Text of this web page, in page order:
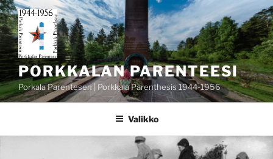
Siirry
sisältöön
PORKKALAN PARENTEESI
Porkala Parentesen | Porkkala Parenthesis 1944-1956
Valikko